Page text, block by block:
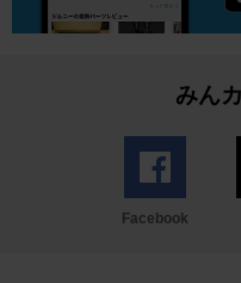
みん
Facebook